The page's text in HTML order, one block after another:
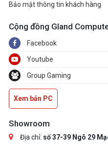
Bảo mật thông tin khách hàng
Cộng đồng Gland
Facebook
Youtube
Group Gaming
Xem bản PC
Showroom
Địa chỉ: số 37-39 Ngõ 29